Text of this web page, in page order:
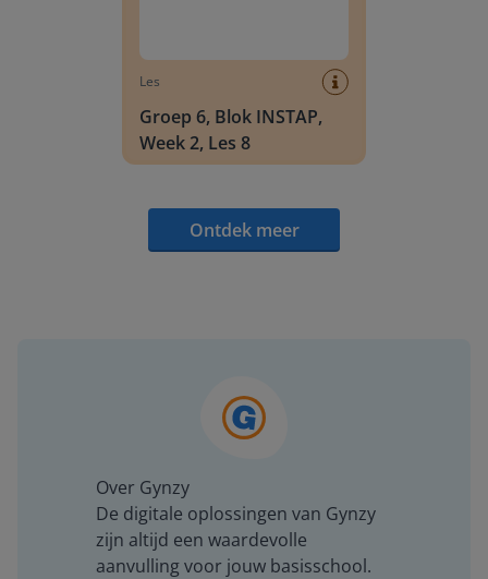
Les
Groep 6, Blok INSTAP,
Week 2, Les 8
Ontdek meer
Over Gynzy
De digitale oplossingen van Gynzy
zijn altijd een waardevolle
aanvulling voor jouw basisschool.